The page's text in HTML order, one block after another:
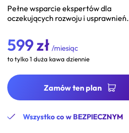
Pełne wsparcie ekspertów dla
oczekujących rozwoju i usprawnień.
599 zł /miesiąc
to tylko 1 duża kawa dziennie
Zamów ten plan
Wszystko co w BEZPIECZNYM